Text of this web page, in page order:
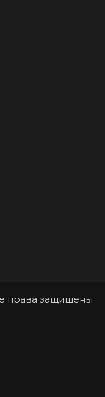
права защищены